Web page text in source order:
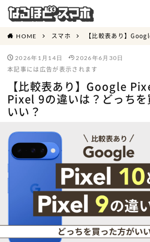
HOME スマホ 【比較表あり】
2026年1月14日 2026年6月30日
本記事には広告が表示されます
【比較表あり】Google
Pixel 9の違いは？どっち
いい？